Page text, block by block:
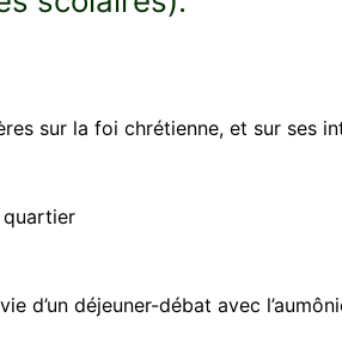
sur la foi chrétienne, et sur ses
quartier
d’un déjeuner-débat avec